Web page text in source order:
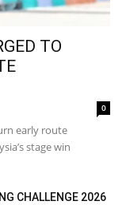
TO
0
early route
stage win
CHALLENGE 2026